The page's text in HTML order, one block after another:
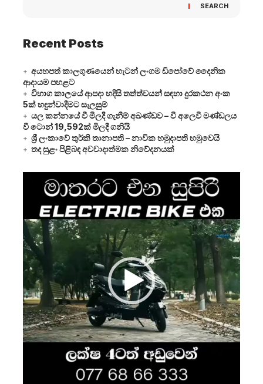
SEARCH
Recent Posts
අයහපත් කාලගුණයෙන් හැටන් ලංගම ඩිපෝවේ දෛනික
ආදායම පහළට
විභාග කාලයේ ආපදා හදිසි තත්ත්වයන් සඳහා දුරකථන අංක
5ක් හඳුන්වාදීමට සැලසුම්
යල කන්නයේ වී මිලදී ගැනීම් අඛණ්ඩව – වී අලෙවි මණ්ඩලය
වී ටොන් 19,592ක් මිලදී ගනියි
ශ්‍රී ලංකාවේ තුර්කි තානාපති – නාවික හමුදාපති හමුවෙයි
තද සුළං පිළිබඳ අවවාදාත්මක නිවේදනයක්
Player